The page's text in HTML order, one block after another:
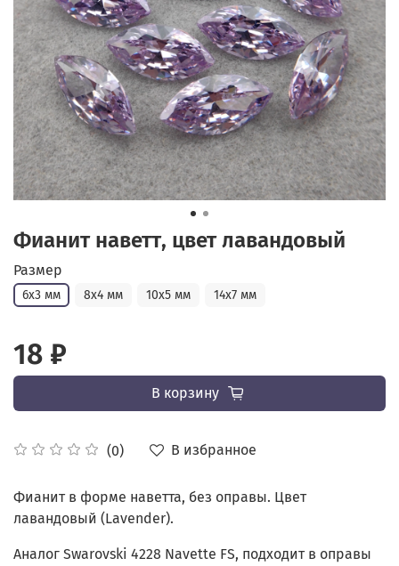
Фианит наветт, цвет лавандовый
(0) В избранное
Размер
6х3 мм 8х4 мм 10х5 мм 14х7 мм
18 ₽
В корзину
Фианит в форме наветта, без оправы. Цвет
лавандовый (Lavender).
Аналог Swarovski 4228 Navette FS, подходит в оправы